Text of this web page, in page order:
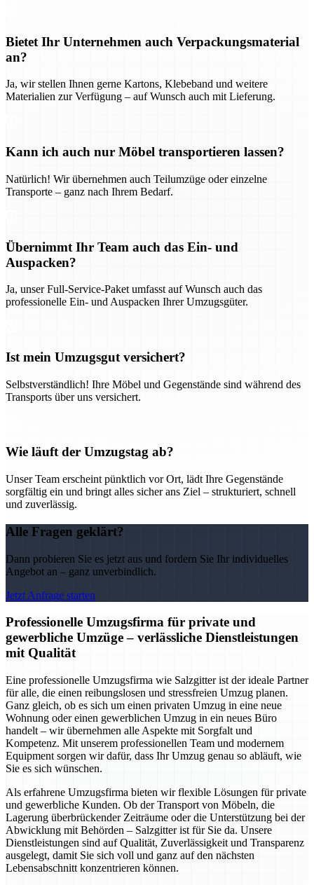
Bietet Ihr Unternehmen auch Verpackungsmaterial
an?
Ja, wir stellen Ihnen gerne Kartons, Klebeband und weitere
Materialien zur Verfügung – auf Wunsch auch mit Lieferung.
Kann ich auch nur Möbel transportieren lassen?
Natürlich! Wir übernehmen auch Teilumzüge oder einzelne
Transporte – ganz nach Ihrem Bedarf.
Übernimmt Ihr Team auch das Ein- und
Auspacken?
Ja, unser Full-Service-Paket umfasst auf Wunsch auch das
professionelle Ein- und Auspacken Ihrer Umzugsgüter.
Ist mein Umzugsgut versichert?
Selbstverständlich! Ihre Möbel und Gegenstände sind während des
Transports über uns versichert.
Wie läuft der Umzugstag ab?
Unser Team erscheint pünktlich vor Ort, lädt Ihre Gegenstände
sorgfältig ein und bringt alles sicher ans Ziel – strukturiert, schnell
und zuverlässig.
Alle Fragen geklärt?
Dann probieren Sie es jetzt aus und fordern Sie Ihr individuelles
Angebot an – ganz unverbindlich.
Jetzt Anfrage starten
Professionelle Umzugsfirma für private und
gewerbliche Umzüge – verlässliche Dienstleistungen
mit Qualität
Eine professionelle Umzugsfirma wie Salzgitter ist der ideale Partner
für alle, die einen reibungslosen und stressfreien Umzug planen.
Ganz gleich, ob es sich um einen privaten Umzug in eine neue
Wohnung oder einen gewerblichen Umzug in ein neues Büro
handelt – wir übernehmen alle Aspekte mit Sorgfalt und
Kompetenz. Mit unserem professionellen Team und modernem
Equipment sorgen wir dafür, dass Ihr Umzug genau so abläuft, wie
Sie es sich wünschen.
Als erfahrene Umzugsfirma bieten wir flexible Lösungen für private
und gewerbliche Kunden. Ob der Transport von Möbeln, die
Lagerung überbrückender Zeiträume oder die Unterstützung bei der
Abwicklung mit Behörden – Salzgitter ist für Sie da. Unsere
Dienstleistungen sind auf Qualität, Zuverlässigkeit und Transparenz
ausgelegt, damit Sie sich voll und ganz auf den nächsten
Lebensabschnitt konzentrieren können.